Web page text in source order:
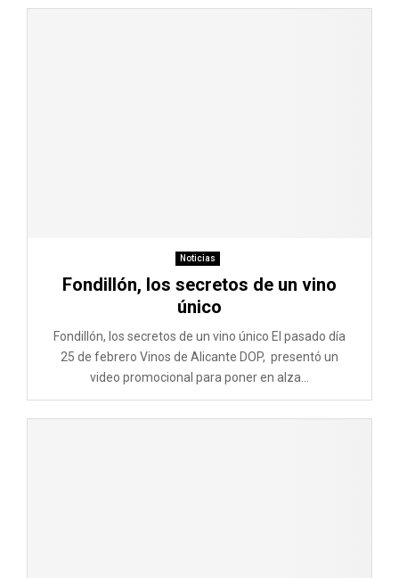
Noticias
Fondillón, los secretos de un vino
único
Fondillón, los secretos de un vino único El pasado día
25 de febrero Vinos de Alicante DOP, presentó un
video promocional para poner en alza...